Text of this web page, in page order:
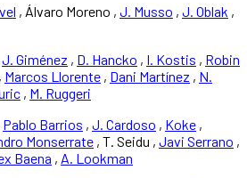
, Álvaro Moreno , J. Musso , J. Oblak ,
J. Giménez , D. Hancko , I. Kostis , Robin
, Marcos Llorente , Dani Martínez , N.
, M. Ruggeri
Pablo Barrios , J. Cardoso , Koke ,
Monserrate , T. Seidu , Javi Serrano ,
Baena , A. Lookman